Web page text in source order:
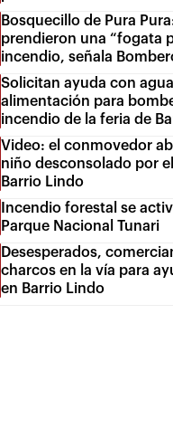
Bosquecillo de Pura
prendieron una “fogata
incendio, señala
Solicitan ayuda con
alimentación para
incendio de la feria de
Video: el conmovedor
niño desconsolado por
Barrio Lindo
Incendio forestal se
Parque Nacional Tunari
Desesperados,
charcos en la vía para
en Barrio Lindo